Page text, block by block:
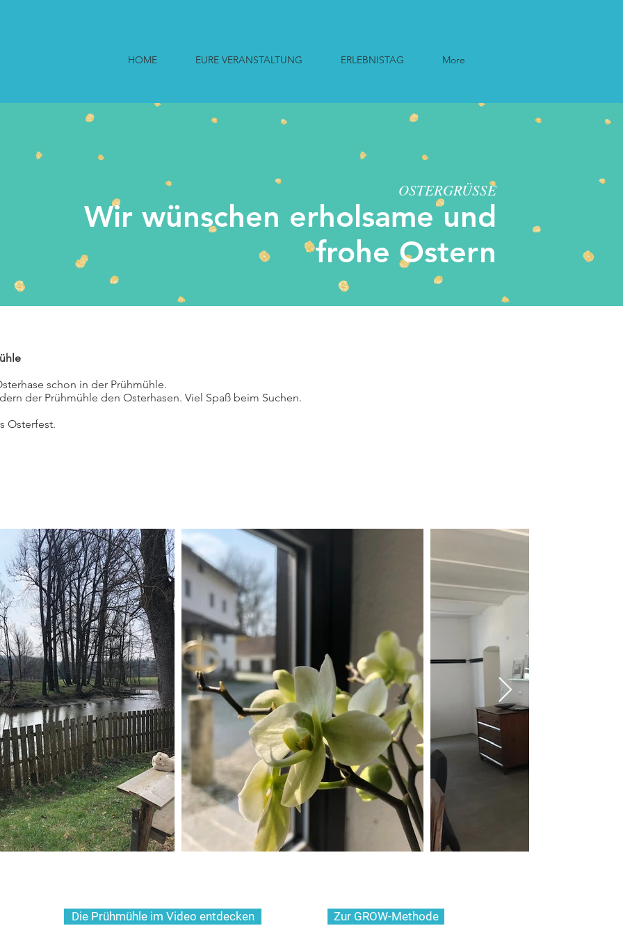
HOME EURE VERANSTALTUNG ERLEBNISTAG More
OSTERGRÜSSE
Wir wünschen erholsame und
frohe Ostern
schon in der Prühmühle.
der Prühmühle den Osterhasen. Viel Spaß beim Suchen.
Osterfest.
Die Prühmühle im Video entdecken Zur GROW-Methode